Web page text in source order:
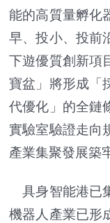
能的高質量孵化
早、投小、投前
下遊優質創新項
寶盆」將形成
代優化」的全鏈
實驗室驗證走向
產業集聚發展築
具身智能港已
機器人產業已形